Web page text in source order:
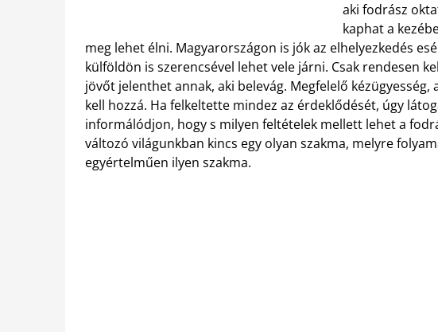
aki fodrász
kaphat a
meg lehet élni. Magyarországon is jók az elhelyezkedés
külföldön is szerencsével lehet vele járni. Csak rendesen
jövőt jelenthet annak, aki belevág. Megfelelő
kell hozzá. Ha felkeltette mindez az érdeklődését, úgy
informálódjon, hogy s milyen feltételek mellett lehet a
változó világunkban kincs egy olyan szakma, melyre
egyértelműen ilyen szakma.